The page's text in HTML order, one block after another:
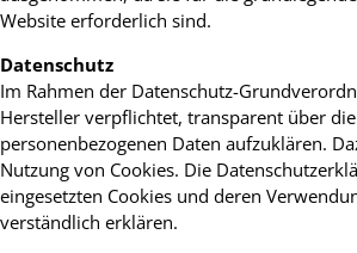
Website erforderlich sind.
Datenschutz
Im Rahmen der Datenschutz-
Hersteller verpflichtet, transparent über
personenbezogenen Daten aufzuklären.
Nutzung von Cookies. Die
eingesetzten Cookies und deren
verständlich erklären.